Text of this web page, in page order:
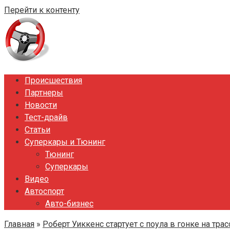
Перейти к контенту
Происшествия
Партнеры
Новости
Тест-драйв
Статьи
Суперкары и Тюнинг
Тюнинг
Суперкары
Видео
Автоспорт
Авто-бизнес
Главная » Роберт Уиккенс стартует с поула в гонке на